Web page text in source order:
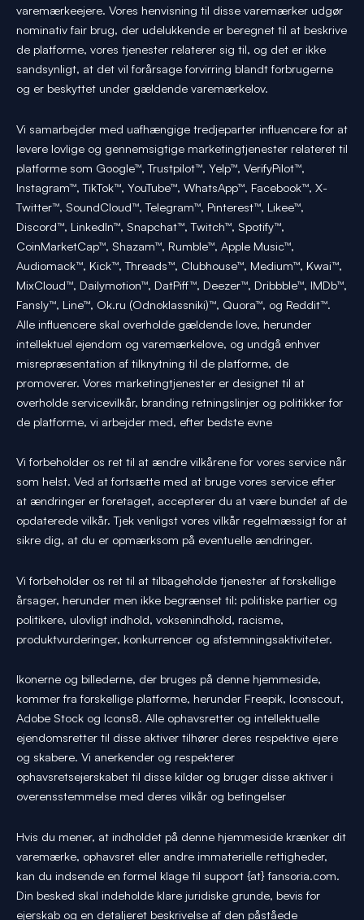
varemærkeejere. Vores henvisning til disse varemærker udgør
nominativ fair brug, der udelukkende er beregnet til at beskrive
de platforme, vores tjenester relaterer sig til, og det er ikke
sandsynligt, at det vil forårsage forvirring blandt forbrugerne
og er beskyttet under gældende varemærkelov.
Vi samarbejder med uafhængige tredjeparter influencere for at
levere lovlige og gennemsigtige marketingtjenester relateret til
platforme som Google™, Trustpilot™, Yelp™, VerifyPilot™,
Instagram™, TikTok™, YouTube™, WhatsApp™, Facebook™, X-
Twitter™, SoundCloud™, Telegram™, Pinterest™, Likee™,
Discord™, LinkedIn™, Snapchat™, Twitch™, Spotify™,
CoinMarketCap™, Shazam™, Rumble™, Apple Music™,
Audiomack™, Kick™, Threads™, Clubhouse™, Medium™, Kwai™,
MixCloud™, Dailymotion™, DatPiff™, Deezer™, Dribbble™, IMDb™,
Fansly™, Line™, Ok.ru (Odnoklassniki)™, Quora™, og Reddit™.
Alle influencere skal overholde gældende love, herunder
intellektuel ejendom og varemærkelove, og undgå enhver
misrepræsentation af tilknytning til de platforme, de
promoverer. Vores marketingtjenester er designet til at
overholde servicevilkår, branding retningslinjer og politikker for
de platforme, vi arbejder med, efter bedste evne
Vi forbeholder os ret til at ændre vilkårene for vores service når
som helst. Ved at fortsætte med at bruge vores service efter
at ændringer er foretaget, accepterer du at være bundet af de
opdaterede vilkår. Tjek venligst vores vilkår regelmæssigt for at
sikre dig, at du er opmærksom på eventuelle ændringer.
Vi forbeholder os ret til at tilbageholde tjenester af forskellige
årsager, herunder men ikke begrænset til: politiske partier og
politikere, ulovligt indhold, voksenindhold, racisme,
produktvurderinger, konkurrencer og afstemningsaktiviteter.
Ikonerne og billederne, der bruges på denne hjemmeside,
kommer fra forskellige platforme, herunder Freepik, Iconscout,
Adobe Stock og Icons8. Alle ophavsretter og intellektuelle
ejendomsretter til disse aktiver tilhører deres respektive ejere
og skabere. Vi anerkender og respekterer
ophavsretsejerskabet til disse kilder og bruger disse aktiver i
overensstemmelse med deres vilkår og betingelser
Hvis du mener, at indholdet på denne hjemmeside krænker dit
varemærke, ophavsret eller andre immaterielle rettigheder,
kan du indsende en formel klage til support {at} fansoria.com.
Din besked skal indeholde klare juridiske grunde, bevis for
ejerskab og en detaljeret beskrivelse af den påståede